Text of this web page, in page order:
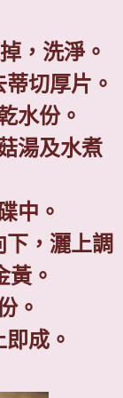
，洗淨。
切厚片。
水份。
湯及水煮
中。
，灑上調
黃。
。
成。